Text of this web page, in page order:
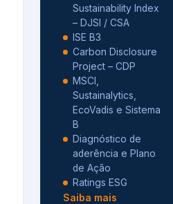
Sustainability Index
– DJSI / CSA
ISE B3
Carbon Disclosure
Project – CDP
MSCI,
Sustainalytics,
EcoVadis e Sistema
B
Diagnóstico de
aderência e Plano
de Ação
Ratings ESG
Saiba mais